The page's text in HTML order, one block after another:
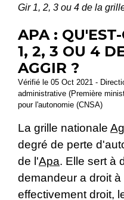
Gir 1, 2, 3 ou 4 de la
APA :
1, 2, 3 OU 4
AGGIR ?
Vérifié le 05 Oct 2021 -
administrative (Première
pour l'autonomie (CNSA)
La grille nationale
degré de perte
de l'Apa. Elle sert à
demandeur a droit
effectivement droit,